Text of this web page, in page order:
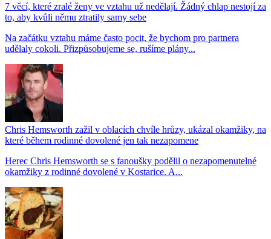
7 věcí, které zralé ženy ve vztahu už nedělají. Žádný chlap nestojí za
to, aby kvůli němu ztratily samy sebe
Na začátku vztahu máme často pocit, že bychom pro partnera
udělaly cokoli. Přizpůsobujeme se, rušíme plány...
Chris Hemsworth zažil v oblacích chvíle hrůzy, ukázal okamžiky, na
které během rodinné dovolené jen tak nezapomene
Herec Chris Hemsworth se s fanoušky podělil o nezapomenutelné
okamžiky z rodinné dovolené v Kostarice. A...